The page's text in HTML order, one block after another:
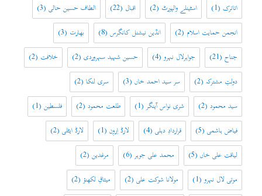
اتاترک(1) اسٹینلے والپورٹ (2) اقبال (22) الطاف حسین حالی(3)
انجمن حمایت اسلام (2) انڈین نیشنل کانگرس(8) بھارت (3)
جناح(21) جواہرلال نہرو(4) حسین شہید سہروردی(2) خلافت (2)
دولتِ مشترکہ(2) سر سید احمد خاں(3) سری لنکا(2)
سید محمود(2) شری نواس آینگر(1) طلعت محمود(2) فلسطین(1)
فیاض ہاشمی(5) قراردادِ دہلی(4) لارڈ اِروِن(1) لارڈ ایٹلی(2)
لیاقت علی خاں(5) محمد علی جوہر(6) مرغدین(2)
موتی لال نہرو(1) مولانا شوکت علی(2) میثاقِ لکھنؤ(2)